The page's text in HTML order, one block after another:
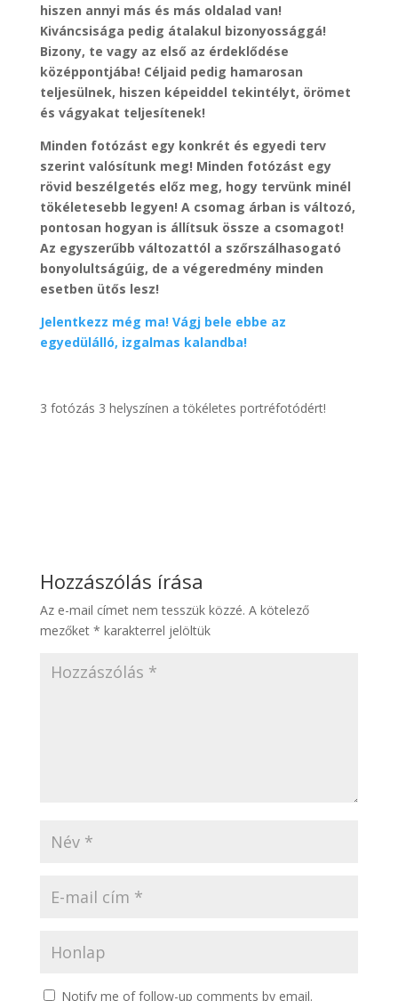
hiszen annyi más és más oldalad van!
Kiváncsisága pedig átalakul bizonyossággá!
Bizony, te vagy az első az érdeklődése
középpontjába! Céljaid pedig hamarosan
teljesülnek, hiszen képeiddel tekintélyt, örömet
és vágyakat teljesítenek!
Minden fotózást egy konkrét és egyedi terv
szerint valósítunk meg! Minden fotózást egy
rövid beszélgetés előz meg, hogy tervünk minél
tökéletesebb legyen! A csomag árban is változó,
pontosan hogyan is állítsuk össze a csomagot!
Az egyszerűbb változattól a szőrszálhasogató
bonyolultságúig, de a végeredmény minden
esetben ütős lesz!
Jelentkezz még ma! Vágj bele ebbe az
egyedülálló, izgalmas kalandba!
3 fotózás 3 helyszínen a tökéletes portréfotódért!
Hozzászólás írása
Az e-mail címet nem tesszük közzé. A kötelező
mezőket * karakterrel jelöltük
Notify me of follow-up comments by email.